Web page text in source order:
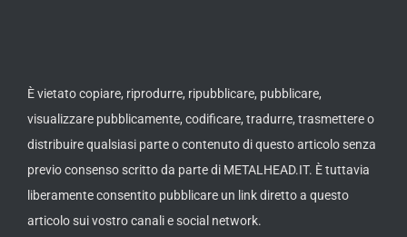
È vietato copiare, riprodurre, ripubblicare, pubblicare,
visualizzare pubblicamente, codificare, tradurre, trasmettere o
distribuire qualsiasi parte o contenuto di questo articolo senza
previo consenso scritto da parte di METALHEAD.IT. È tuttavia
liberamente consentito pubblicare un link diretto a questo
articolo sui vostro canali e social network.